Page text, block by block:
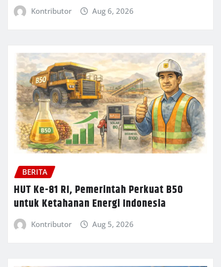
Kontributor Aug 6, 2026
BERITA
HUT Ke-81 RI, Pemerintah Perkuat B50
untuk Ketahanan Energi Indonesia
Kontributor Aug 5, 2026